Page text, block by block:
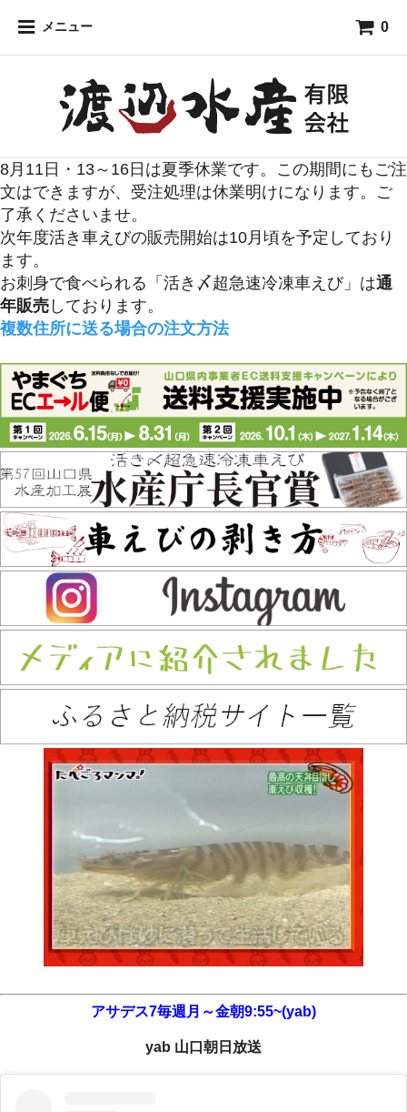
メニュー 0
8月11日・13～16日は夏季休業です。この期間にもご注
文はできますが、受注処理は休業明けになります。ご
了承くださいませ。
次年度活き車えびの販売開始は10月頃を予定しており
ます。
お刺身で食べられる「活き〆超急速冷凍車えび」は通
年販売 しております。
複数住所に送る場合の注文方法
アサデス7毎週月～金朝9:55~(yab)
yab 山口朝日放送